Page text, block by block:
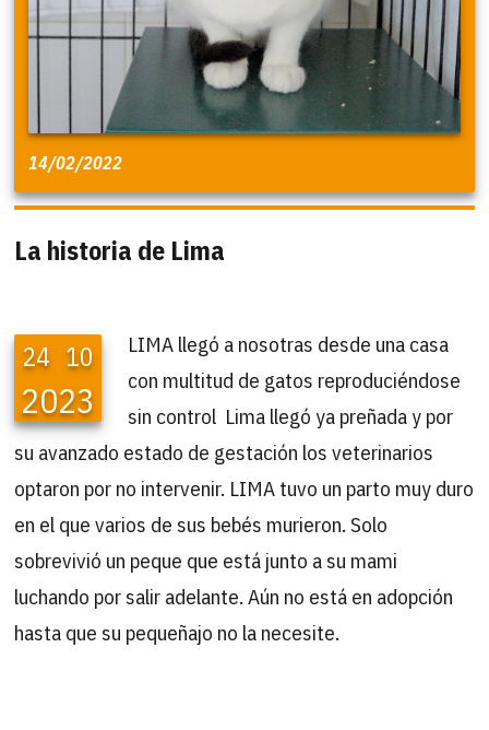
14/02/2022
La historia de Lima
24 10
2023
LIMA llegó a nosotras desde una casa
con multitud de gatos reproduciéndose
sin control Lima llegó ya preñada y por
su avanzado estado de gestación los veterinarios
optaron por no intervenir. LIMA tuvo un parto muy duro
en el que varios de sus bebés murieron. Solo
sobrevivió un peque que está junto a su mami
luchando por salir adelante. Aún no está en adopción
hasta que su pequeñajo no la necesite.